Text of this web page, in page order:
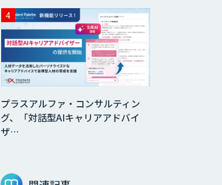
プラスアルファ・コンサルティン
グ、「対話型AIキャリアアドバイ
ザ…